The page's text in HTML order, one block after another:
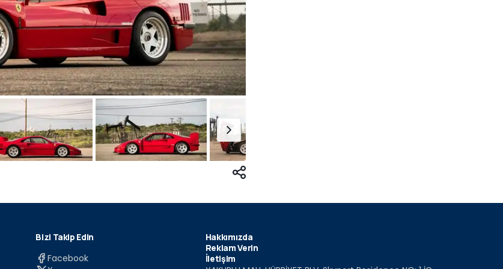
Bizi Takip Edin
Facebook
Hakkımızda
Reklam Verin
İletişim